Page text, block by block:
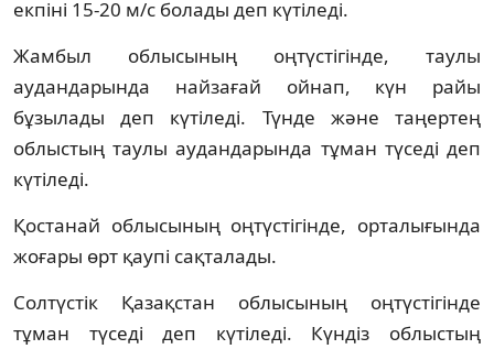
екпіні 15-20 м/с болады деп күтіледі.
Жамбыл облысының оңтүстігінде, таулы
аудандарында найзағай ойнап, күн райы
бұзылады деп күтіледі. Түнде және таңертең
облыстың таулы аудандарында тұман түседі деп
күтіледі.
Қостанай облысының оңтүстігінде, орталығында
жоғары өрт қаупі сақталады.
Солтүстік Қазақстан облысының оңтүстігінде
тұман түседі деп күтіледі. Күндіз облыстың